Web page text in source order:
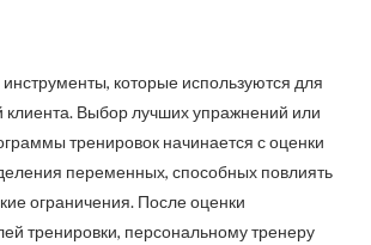
которые используются для
клиента. Выбор лучших упражнений или
тренировок начинается с оценки
переменных, способных повлиять
ограничения. После оценки
тренировки, персональному тренеру